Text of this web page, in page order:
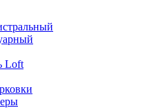
Loft